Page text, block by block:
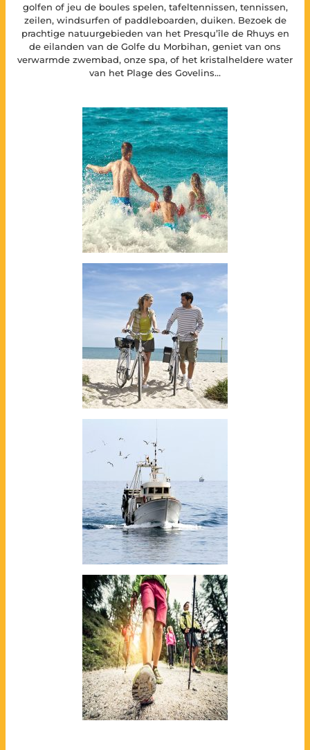
golfen of jeu de boules spelen, tafeltennissen, tennissen,
zeilen, windsurfen of paddleboarden, duiken. Bezoek de
prachtige natuurgebieden van het Presqu’île de Rhuys en
de eilanden van de Golfe du Morbihan, geniet van ons
verwarmde zwembad, onze spa, of het kristalheldere water
van het Plage des Govelins…